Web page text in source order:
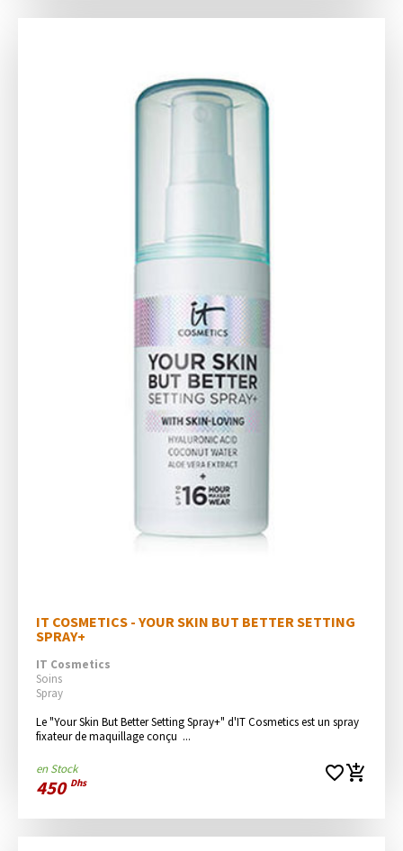
IT COSMETICS - YOUR SKIN BUT BETTER SETTING
SPRAY+
IT Cosmetics
Soins
Spray
Le "Your Skin But Better Setting Spray+" d'IT Cosmetics est un spray
fixateur de maquillage conçu  ...
en Stock
450 Dhs favorite_borderadd_shopping_cart